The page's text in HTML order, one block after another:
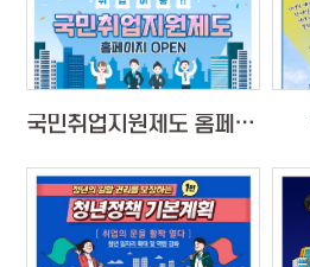
국민취업지원제도 홈페이지 OPEN